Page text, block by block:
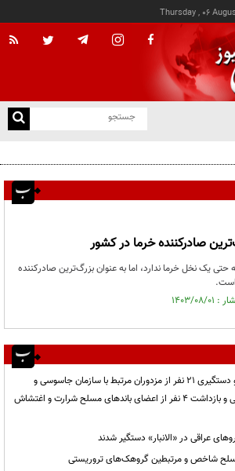
Thursday , 06
صادرکننده خرما در کشور
حتی یک نخل خرما ندارد، اما به عنوان بزرگ‌ترین صادرکننده
وزارت اطلاعات: شناسایی و دستگیری ۲۱ نفر از مزدوران مرتبط با سازمان جاسوسی و
تروریستی رژیم صهیونیستی و بازداشت ۴ نفر از اعضای باندهای مسلح شرارت و اغتشاش
عراقی در «الانبار» دستگیر شدند